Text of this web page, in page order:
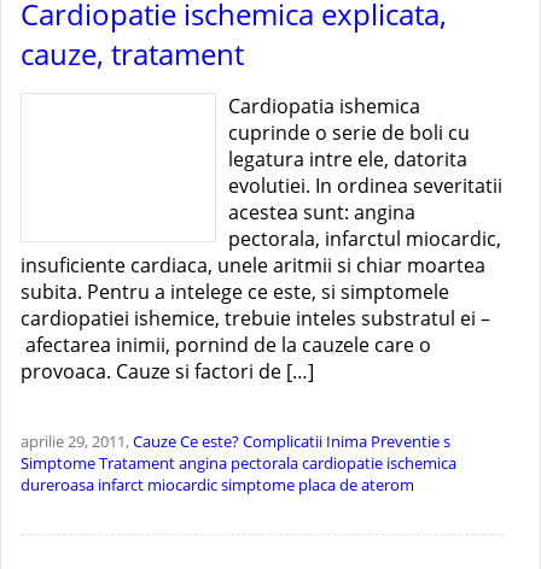
Cardiopatie ischemica explicata,
cauze, tratament
Cardiopatia ishemica
cuprinde o serie de boli cu
legatura intre ele, datorita
evolutiei. In ordinea severitatii
acestea sunt: angina
pectorala, infarctul miocardic,
insuficiente cardiaca, unele aritmii si chiar moartea
subita. Pentru a intelege ce este, si simptomele
cardiopatiei ishemice, trebuie inteles substratul ei –
afectarea inimii, pornind de la cauzele care o
provoaca. Cauze si factori de […]
aprilie 29, 2011,CauzeCe este?Complicatii Inima Preventies
SimptomeTratamentangina pectoralacardiopatie ischemica
dureroasa infarct miocardic simptome placa de aterom